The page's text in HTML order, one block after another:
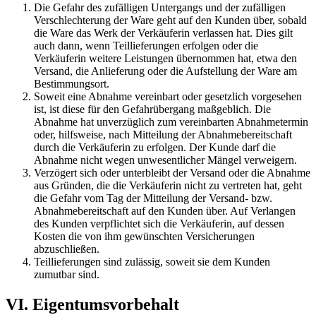
Die Gefahr des zufälligen Untergangs und der zufälligen
Verschlechterung der Ware geht auf den Kunden über, sobald
die Ware das Werk der Verkäuferin verlassen hat. Dies gilt
auch dann, wenn Teillieferungen erfolgen oder die
Verkäuferin weitere Leistungen übernommen hat, etwa den
Versand, die Anlieferung oder die Aufstellung der Ware am
Bestimmungsort.
Soweit eine Abnahme vereinbart oder gesetzlich vorgesehen
ist, ist diese für den Gefahrübergang maßgeblich. Die
Abnahme hat unverzüglich zum vereinbarten Abnahmetermin
oder, hilfsweise, nach Mitteilung der Abnahmebereitschaft
durch die Verkäuferin zu erfolgen. Der Kunde darf die
Abnahme nicht wegen unwesentlicher Mängel verweigern.
Verzögert sich oder unterbleibt der Versand oder die Abnahme
aus Gründen, die die Verkäuferin nicht zu vertreten hat, geht
die Gefahr vom Tag der Mitteilung der Versand- bzw.
Abnahmebereitschaft auf den Kunden über. Auf Verlangen
des Kunden verpflichtet sich die Verkäuferin, auf dessen
Kosten die von ihm gewünschten Versicherungen
abzuschließen.
Teillieferungen sind zulässig, soweit sie dem Kunden
zumutbar sind.
VI. Eigentumsvorbehalt